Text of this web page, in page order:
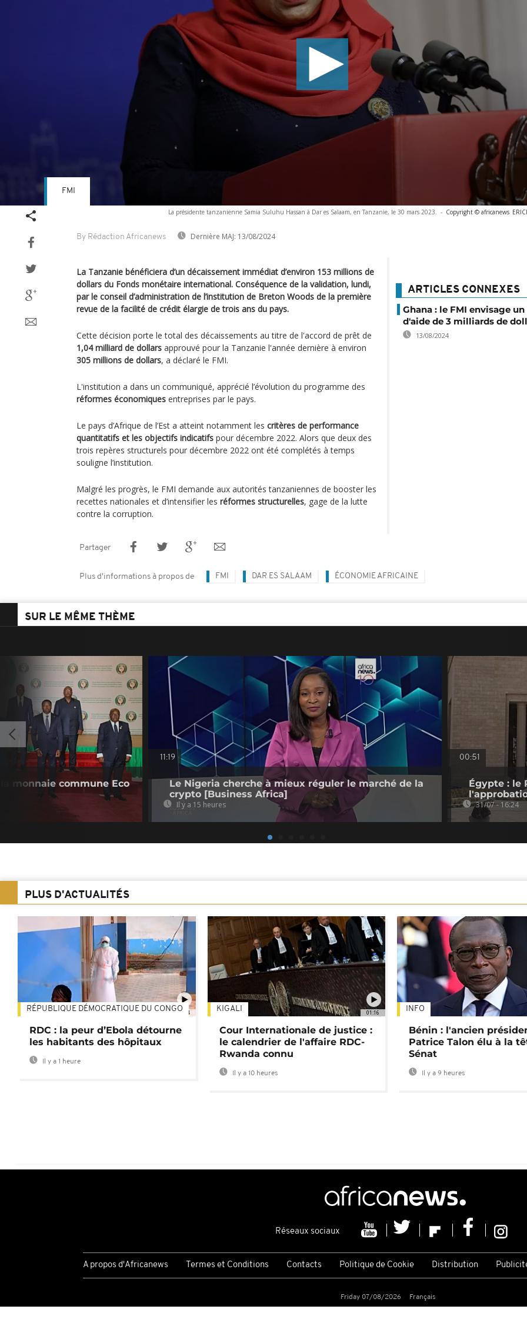
La présidente tanzanienne Samia Suluhu Hassan à Dar es Salaam, en Tanzanie, le 30 mars 2023. - Copyright © africanews
By Rédaction Africanews Dernière MAJ: 13/08/2024
FMI
La Tanzanie bénéficiera d’un décaissement immédiat d’environ 153 millions de
dollars du Fonds monétaire international. Conséquence de la validation, lundi,
par le conseil d’administration de l’institution de Breton Woods de la première
revue de la facilité de crédit élargie de trois ans du pays.
Cette décision porte le total des décaissements au titre de l'accord de prêt de
1,04 milliard de dollars approuvé pour la Tanzanie l'année dernière à environ
305 millions de dollars, a déclaré le FMI.
L'institution a dans un communiqué, apprécié l’évolution du programme des
réformes économiques entreprises par le pays.
Le pays d’Afrique de l’Est a atteint notamment les critères de performance
quantitatifs et les objectifs indicatifs pour décembre 2022. Alors que deux des
trois repères structurels pour décembre 2022 ont été complétés à temps
souligne l’institution.
Malgré les progrès, le FMI demande aux autorités tanzaniennes de booster les
recettes nationales et d’intensifier les réformes structurelles, gage de la lutte
contre la corruption.
ARTICLES CONNEXES
Ghana : le FMI envisage
d'aide de 3 milliards de
13/08/2024
Partager
Plus d'informations à propos de FMI DAR ES SALAAM ÉCONOMIE AFRICAINE
SUR LE MÊME THÈME
monnaie commune Eco
11:19
Le Nigeria cherche à mieux réguler le marché de la
crypto [Business Africa]
Il y a 15 heures
00:51
Égypte : le
31/07 - 16:24
PLUS D'ACTUALITÉS
01:34
RÉPUBLIQUE DÉMOCRATIQUE DU CONGO
RDC : la peur d’Ebola détourne
les habitants des hôpitaux
Il y a 1 heure
01:16
KIGALI
Cour Internationale de justice :
le calendrier de l'affaire RDC-
Rwanda connu
Il y a 10 heures
INFO
Bénin : l'ancien
Patrice Talon élu à la
Sénat
Il y a 9 heures
Réseaux sociaux
A propos d'Africanews Termes et Conditions Contacts Politique de Cookie Distribution
Friday 07/08/2026